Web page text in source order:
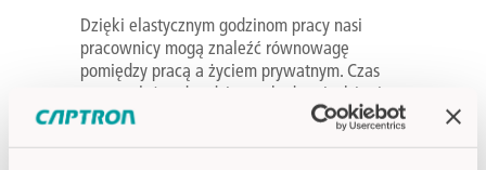
Dzięki elastycznym godzinom pracy nasi
pracownicy mogą znaleźć równowagę
pomiędzy pracą a życiem prywatnym. Czas
pracy zależy od codziennych obowiązków i
zakresu pracy. W przypadku 5-dniowego
tygodnia pracy wszyscy pracownicy otrzymują